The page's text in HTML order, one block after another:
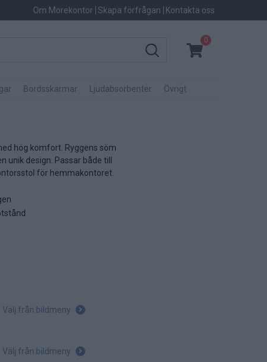
Om Morekontor Skapa förfrågan Kontakta oss
0
Bordsskärmar Ljudabsorbenter Övrigt
hög komfort. Ryggens söm
unik design. Passar både till
för hemmakontoret.
Välj från bildmeny
Välj från bildmeny